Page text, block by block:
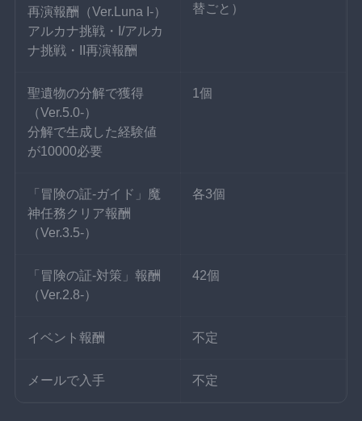
再演報酬（Ver.Luna I-）
アルカナ挑戦・I/アルカ
ナ挑戦・II再演報酬
替ごと）
聖遺物の分解で獲得
（Ver.5.0-）
分解で生成した経験値
が10000必要
1個
「冒険の証-ガイド」魔
神任務クリア報酬
（Ver.3.5-）
各3個
「冒険の証-対策」報酬
（Ver.2.8-）
42個
イベント報酬 不定
メールで入手 不定